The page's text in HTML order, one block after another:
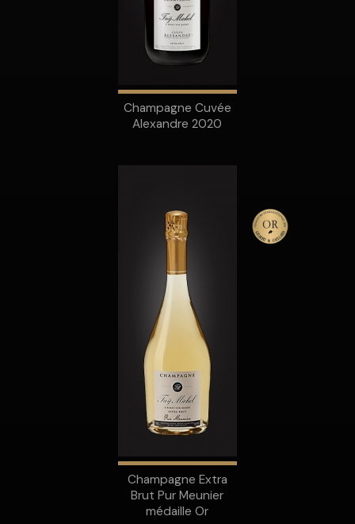
Champagne Cuvée
Alexandre 2020
Champagne Extra
Brut Pur Meunier
médaille Or